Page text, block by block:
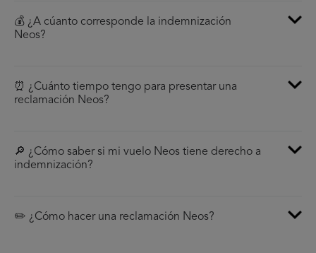
💰 ¿A cúanto corresponde la indemnización
Neos?
⏰ ¿Cuánto tiempo tengo para presentar una
reclamación Neos?
🔎 ¿Cómo saber si mi vuelo Neos tiene derecho a
indemnización?
✏️ ¿Cómo hacer una reclamación Neos?